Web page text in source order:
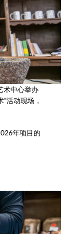
术中心举办
活动现场，
年项目的